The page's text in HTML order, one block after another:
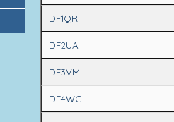
DF1QR
DF2UA
DF3VM
DF4WC